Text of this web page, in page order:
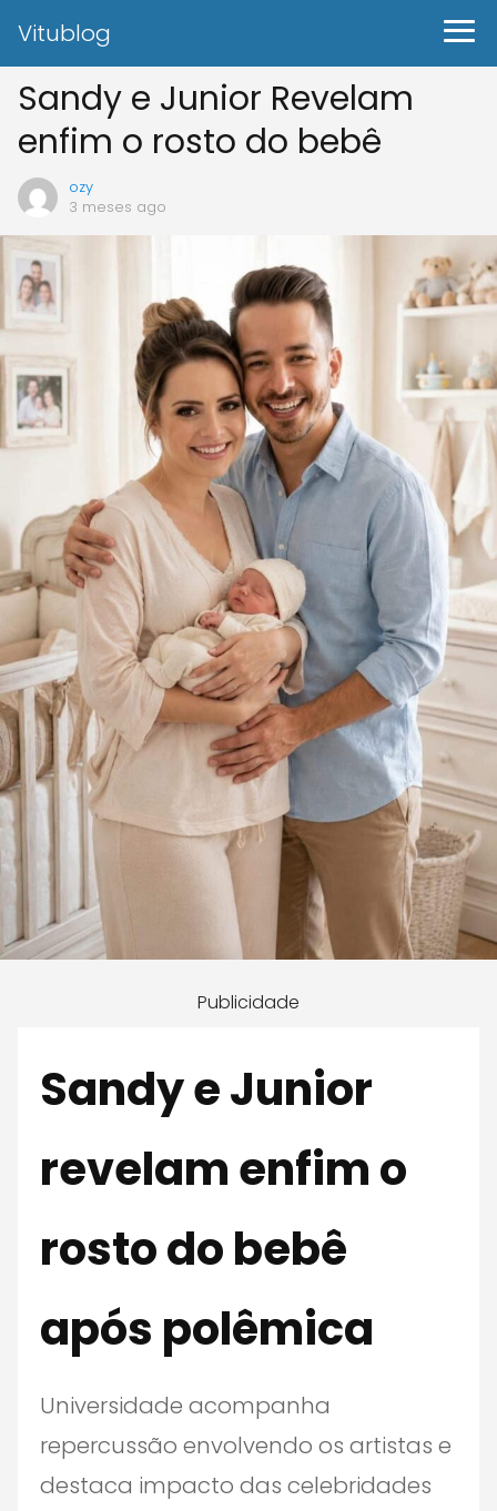
Vitublog
Sandy e Junior Revelam
enfim o rosto do bebê
ozy
3 meses ago
Publicidade
Sandy e Junior
revelam enfim o
rosto do bebê
após polêmica
Universidade acompanha
repercussão envolvendo os artistas e
destaca impacto das celebridades